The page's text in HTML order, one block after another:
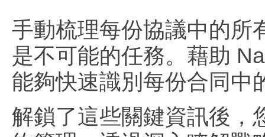
手動梳理每份協議中的所
是不可能的任務。藉助
能夠快速識別每份合同中
解鎖了這些關鍵資訊後，